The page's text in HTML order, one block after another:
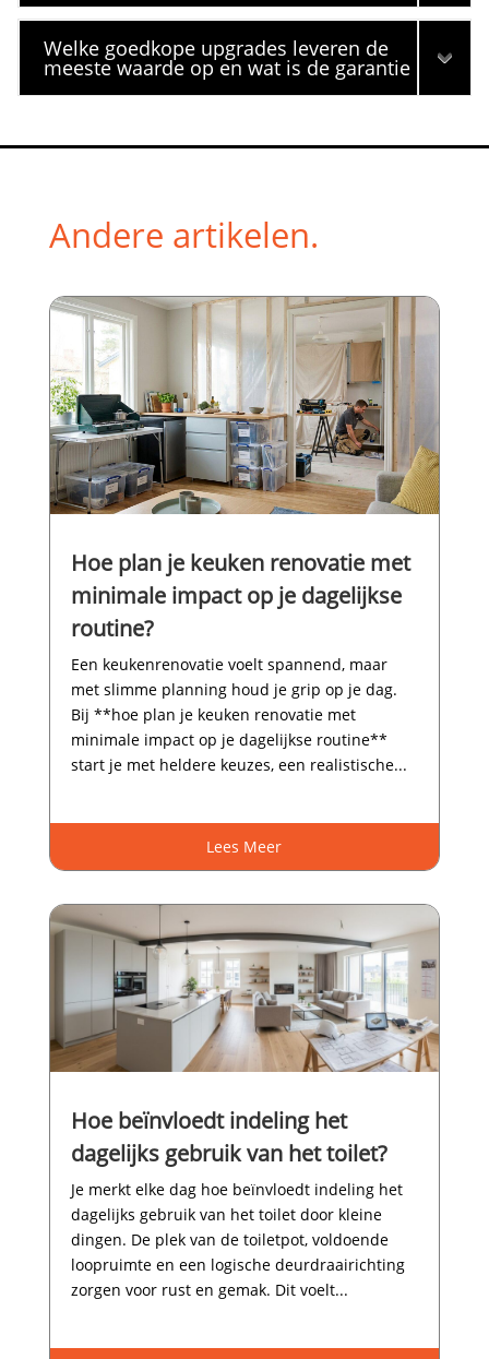
Welke goedkope upgrades leveren de
meeste waarde op en wat is de garantie
Andere artikelen.
Hoe plan je keuken renovatie met
minimale impact op je dagelijkse
routine?
Een keukenrenovatie voelt spannend, maar
met slimme planning houd je grip op je dag.​
Bij **hoe plan je keuken renovatie met
minimale impact op je dagelijkse routine**
start je met heldere keuzes, een realistische...
Lees Meer
Hoe beïnvloedt indeling het
dagelijks gebruik van het toilet?
Je merkt elke dag hoe beïnvloedt indeling het
dagelijks gebruik van het toilet door kleine
dingen.​ De plek van de toiletpot, voldoende
loopruimte en een logische deurdraairichting
zorgen voor rust en gemak.​ Dit voelt...